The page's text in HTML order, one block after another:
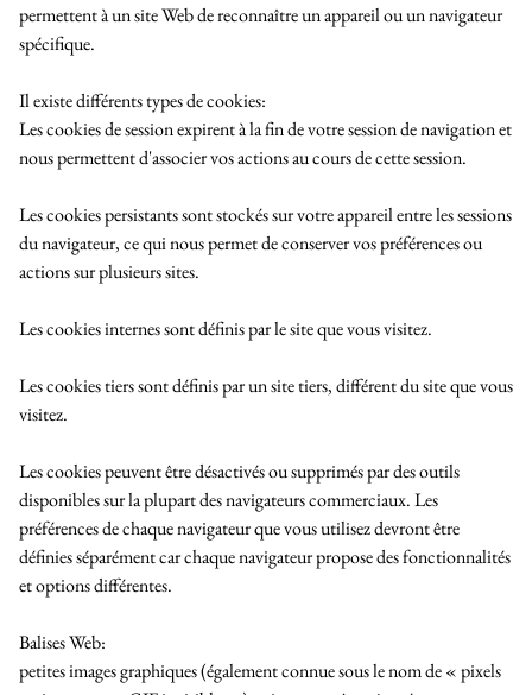
permettent à un site Web de reconnaître un appareil ou un navigateur
spécifique.
Il existe différents types de cookies:
Les cookies de sessionexpirent à la fin de votre session de navigation et
nous permettent d'associer vos actions au cours de cette session.
Les cookies persistants sont stockés sur votre appareil entre les sessions
du navigateur, ce qui nous permet de conserver vos préférences ou
actions sur plusieurs sites.
Les cookies internessont définis par le site que vous visitez.
Les cookies tierssont définis par un site tiers, différent du site que vous
visitez.
Les cookies peuvent être désactivés ou supprimés par des outils
disponibles sur la plupart des navigateurs commerciaux. Les
préférences de chaque navigateur que vous utilisez devront être
définies séparément car chaque navigateur propose des fonctionnalités
et options différentes.
Balises Web:
petites images graphiques (également connue sous le nom de « pixels